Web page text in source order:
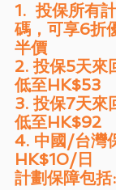
1.  投保所有
碼，可享6折
半價
2. 投保5天來
低至HK$53
3. 投保7天來
低至HK$92
4. 中國/台灣
HK$10/日
計劃保障包括: